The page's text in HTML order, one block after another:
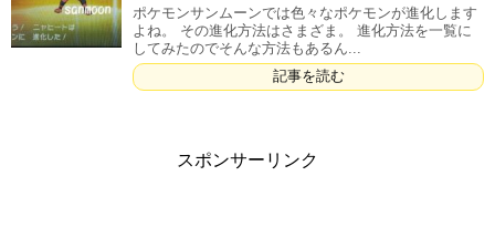
ポケモンサンムーンでは色々なポケモンが進化します
よね。 その進化方法はさまざま。 進化方法を一覧に
してみたのでそんな方法もあるん...
記事を読む
スポンサーリンク